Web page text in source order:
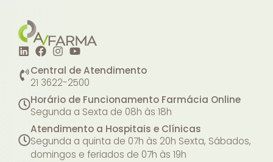
Central de Atendimento
21 3622-2500
Horário de Funcionamento Farmácia Online
Segunda a Sexta de 08h às 18h
Atendimento a Hospitais e Clínicas
Segunda a quinta de 07h às 20h Sexta, Sábados,
domingos e feriados de 07h às 19h